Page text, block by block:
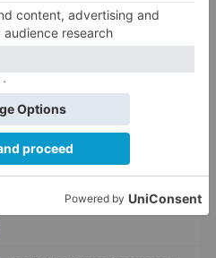
El Balonmano Burgos se
concentrará en Bejar
Felix Gall ganador de la Vuelta a